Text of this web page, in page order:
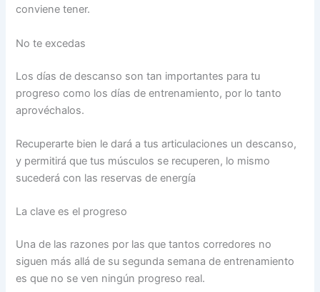
conviene tener.
No te excedas
Los días de descanso son tan importantes para tu
progreso como los días de entrenamiento, por lo tanto
aprovéchalos.
Recuperarte bien le dará a tus articulaciones un descanso,
y permitirá que tus músculos se recuperen, lo mismo
sucederá con las reservas de energía
La clave es el progreso
Una de las razones por las que tantos corredores no
siguen más allá de su segunda semana de entrenamiento
es que no se ven ningún progreso real.